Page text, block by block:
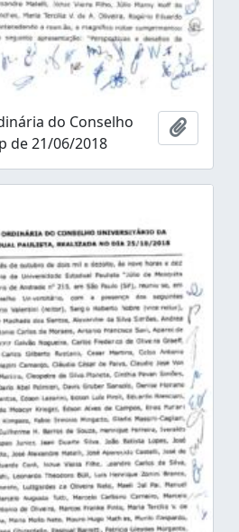
do Conselho
de 21/06/2018
Añadir